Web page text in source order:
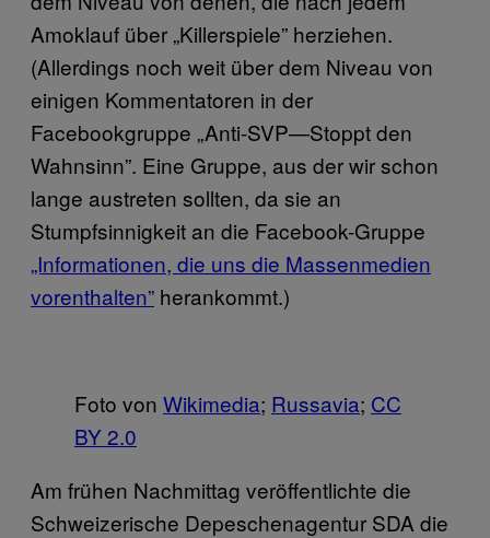
Amoklauf über „Killerspiele” herziehen.
(Allerdings noch weit über dem Niveau von
einigen Kommentatoren in der
Facebookgruppe „Anti-SVP—Stoppt den
Wahnsinn”. Eine Gruppe, aus der wir schon
lange austreten sollten, da sie an
Stumpfsinnigkeit an die Facebook-Gruppe
„Informationen, die uns die Massenmedien
vorenthalten” herankommt.)
Foto von Wikimedia; Russavia; CC
BY 2.0
Am frühen Nachmittag veröffentlichte die
Schweizerische Depeschenagentur SDA die